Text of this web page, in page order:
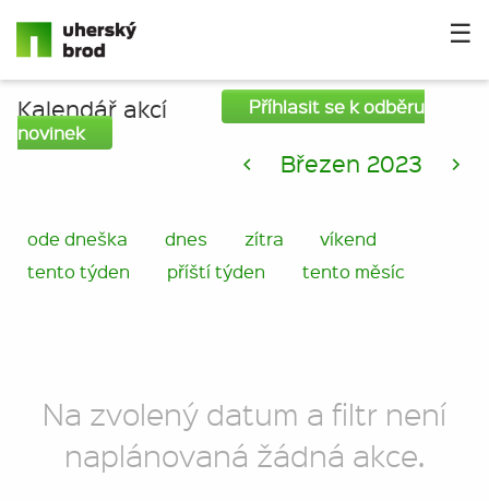
☰
Kalendář akcí
Příhlasit se k odběru
novinek
< Březen 2023 >
ode dneška dnes zítra
víkend
tento týden
příští týden tento měsíc
Na zvolený datum a filtr není
naplánovaná žádná akce.